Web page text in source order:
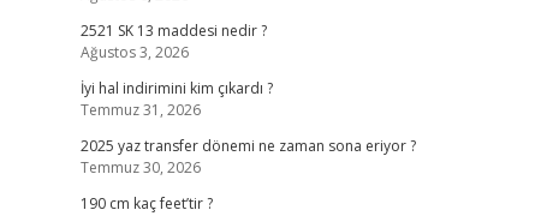
2521 SK 13 maddesi nedir ?
Ağustos 3, 2026
İyi hal indirimini kim çıkardı ?
Temmuz 31, 2026
2025 yaz transfer dönemi ne zaman sona eriyor ?
Temmuz 30, 2026
190 cm kaç feet’tir ?